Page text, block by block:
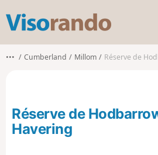
s
o
o
••• Cumberland Millom Réserve de
Réserve de
Havering